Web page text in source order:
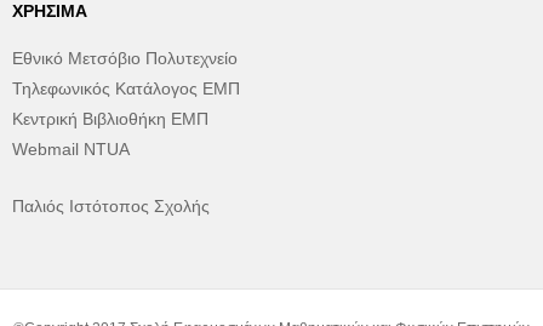
ΧΡΉΣΙΜΑ
Εθνικό Μετσόβιο Πολυτεχνείο
Τηλεφωνικός Κατάλογος ΕΜΠ
Κεντρική Βιβλιοθήκη ΕΜΠ
Webmail NTUA
Παλιός Ιστότοπος Σχολής